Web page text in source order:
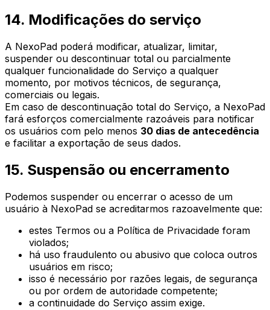
14. Modificações do serviço
A NexoPad poderá modificar, atualizar, limitar,
suspender ou descontinuar total ou parcialmente
qualquer funcionalidade do Serviço a qualquer
momento, por motivos técnicos, de segurança,
comerciais ou legais.
Em caso de descontinuação total do Serviço, a NexoPad
fará esforços comercialmente razoáveis para notificar
os usuários com pelo menos 30 dias de antecedência
e facilitar a exportação de seus dados.
15. Suspensão ou encerramento
Podemos suspender ou encerrar o acesso de um
usuário à NexoPad se acreditarmos razoavelmente que:
estes Termos ou a Política de Privacidade foram
violados;
há uso fraudulento ou abusivo que coloca outros
usuários em risco;
isso é necessário por razões legais, de segurança
ou por ordem de autoridade competente;
a continuidade do Serviço assim exige.